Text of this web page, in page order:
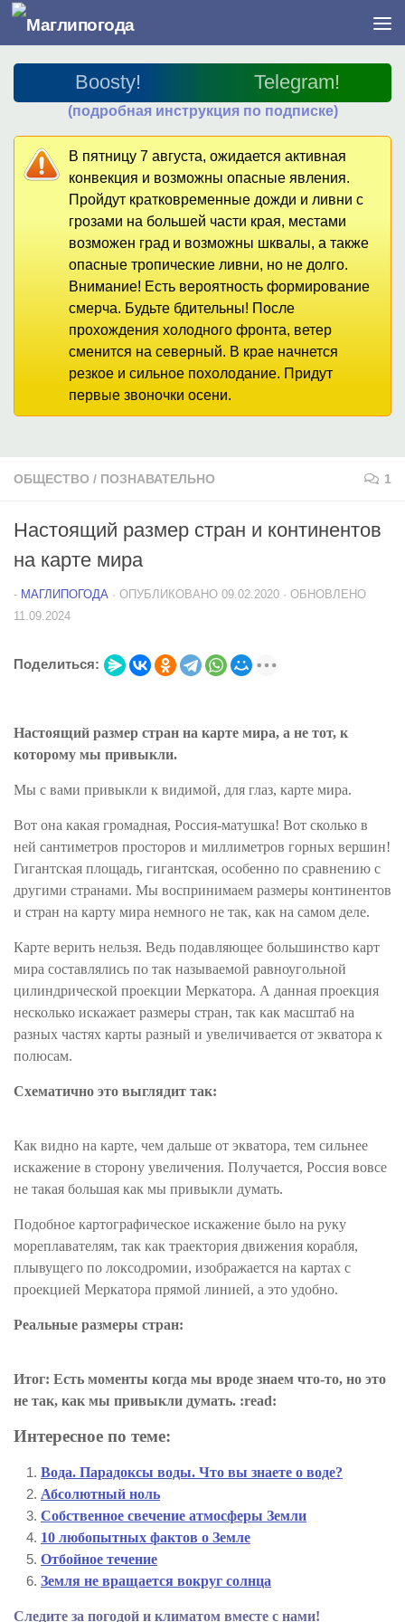
Перейти к содержимому
Boosty! Telegram!
(подробная инструкция по подписке)
В пятницу 7 августа, ожидается активная
конвекция и возможны опасные явления.
Пройдут кратковременные дожди и ливни с
грозами на большей части края, местами
возможен град и возможны шквалы, а также
опасные тропические ливни, но не долго.
Внимание! Есть вероятность формирование
смерча. Будьте бдительны! После
прохождения холодного фронта, ветер
сменится на северный. В крае начнется
резкое и сильное похолодание. Придут
первые звоночки осени.
ОБЩЕСТВО / ПОЗНАВАТЕЛЬНО 1
Настоящий размер стран и континентов
на карте мира
- МАГЛИПОГОДА · ОПУБЛИКОВАНО 09.02.2020 · ОБНОВЛЕНО
11.09.2024
Поделиться:
Настоящий размер стран на карте мира, а не тот, к
которому мы привыкли.
Мы с вами привыкли к видимой, для глаз, карте мира.
Вот она какая громадная, Россия-матушка! Вот сколько в
ней сантиметров просторов и миллиметров горных вершин!
Гигантская площадь, гигантская, особенно по сравнению с
другими странами. Мы воспринимаем размеры континентов
и стран на карту мира немного не так, как на самом деле.
Карте верить нельзя. Ведь подавляющее большинство карт
мира составлялись по так называемой равноугольной
цилиндрической проекции Меркатора. А данная проекция
несколько искажает размеры стран, так как масштаб на
разных частях карты разный и увеличивается от экватора к
полюсам.
Схематично это выглядит так:
Как видно на карте, чем дальше от экватора, тем сильнее
искажение в сторону увеличения. Получается, Россия вовсе
не такая большая как мы привыкли думать.
Подобное картографическое искажение было на руку
мореплавателям, так как траектория движения корабля,
плывущего по локсодромии, изображается на картах с
проекцией Меркатора прямой линией, а это удобно.
Реальные размеры стран:
Итог: Есть моменты когда мы вроде знаем что-то, но это
не так, как мы привыкли думать. :read:
Интересное по теме:
Вода. Парадоксы воды. Что вы знаете о воде?
Абсолютный ноль
Собственное свечение атмосферы Земли
10 любопытных фактов о Земле
Отбойное течение
Земля не вращается вокруг солнца
Следите за погодой и климатом вместе с нами!